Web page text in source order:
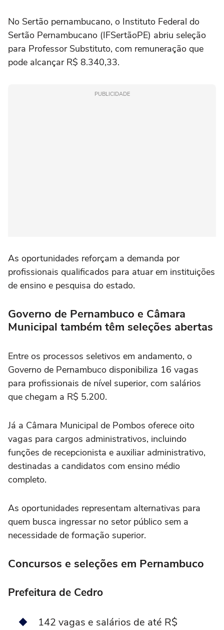
No Sertão pernambucano, o Instituto Federal do
Sertão Pernambucano (IFSertãoPE) abriu seleção
para Professor Substituto, com remuneração que
pode alcançar R$ 8.340,33.
PUBLICIDADE
As oportunidades reforçam a demanda por
profissionais qualificados para atuar em instituições
de ensino e pesquisa do estado.
Governo de Pernambuco e Câmara
Municipal também têm seleções abertas
Entre os processos seletivos em andamento, o
Governo de Pernambuco disponibiliza 16 vagas
para profissionais de nível superior, com salários
que chegam a R$ 5.200.
Já a Câmara Municipal de Pombos oferece oito
vagas para cargos administrativos, incluindo
funções de recepcionista e auxiliar administrativo,
destinadas a candidatos com ensino médio
completo.
As oportunidades representam alternativas para
quem busca ingressar no setor público sem a
necessidade de formação superior.
Concursos e seleções em Pernambuco
Prefeitura de Cedro
142 vagas e salários de até R$